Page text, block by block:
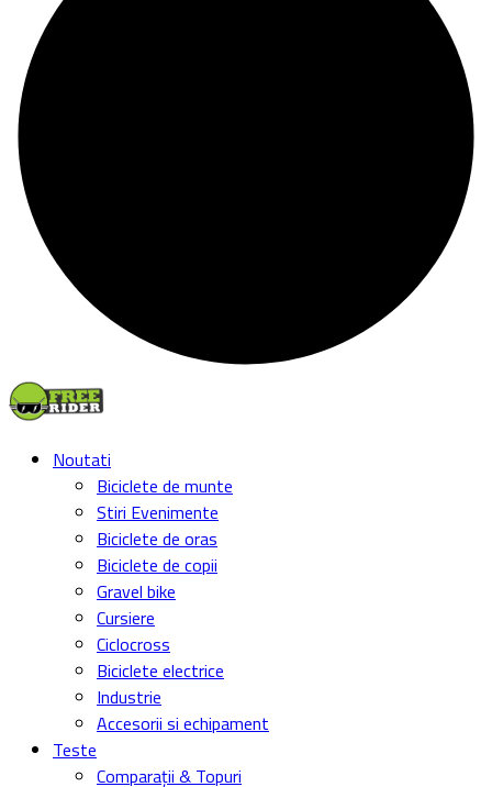
Noutati
Biciclete de munte
Stiri Evenimente
Biciclete de oras
Biciclete de copii
Gravel bike
Cursiere
Ciclocross
Biciclete electrice
Industrie
Accesorii si echipament
Teste
Comparații & Topuri